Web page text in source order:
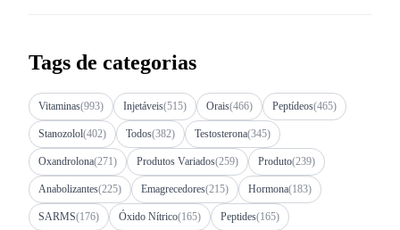
Tags de categorias
Vitaminas(993) Injetáveis(515) Orais(466) Peptídeos(465)
Stanozolol(402) Todos(382) Testosterona(345)
Oxandrolona(271) Produtos Variados(259) Produto(239)
Anabolizantes(225) Emagrecedores(215) Hormona(183)
SARMS(176) Óxido Nítrico(165) Peptides(165)